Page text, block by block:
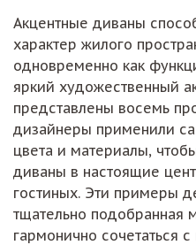
Акцентные диваны
характер жилого
одновременно как
яркий художественный
представлены восемь
дизайнеры применили
цвета и материалы,
диваны в настоящие
гостиных. Эти примеры
тщательно подобранная
гармонично сочетаться